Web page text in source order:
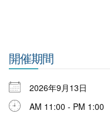
開催期間
2026年9月13日
AM 11:00 - PM 1:00